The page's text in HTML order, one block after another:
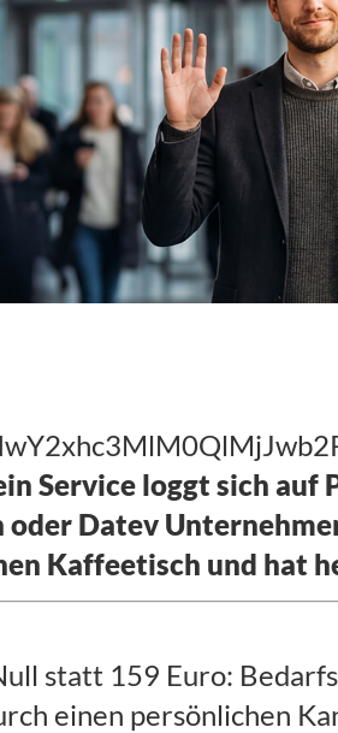
holen? Phillip
zu Gast
Service loggt sich
Datev
Kaffeetisch und hat
statt 159 Euro:
einen persönlichen